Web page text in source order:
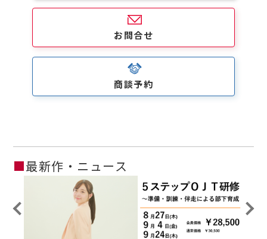
お問合せ
商談予約
■最新作・ニュース